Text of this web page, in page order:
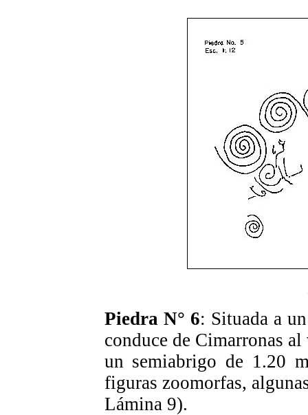
Piedra N° 6: Situada a
conduce de Cimarronas
un semiabrigo de 1.20
figuras zoomorfas,
Lámina 9).